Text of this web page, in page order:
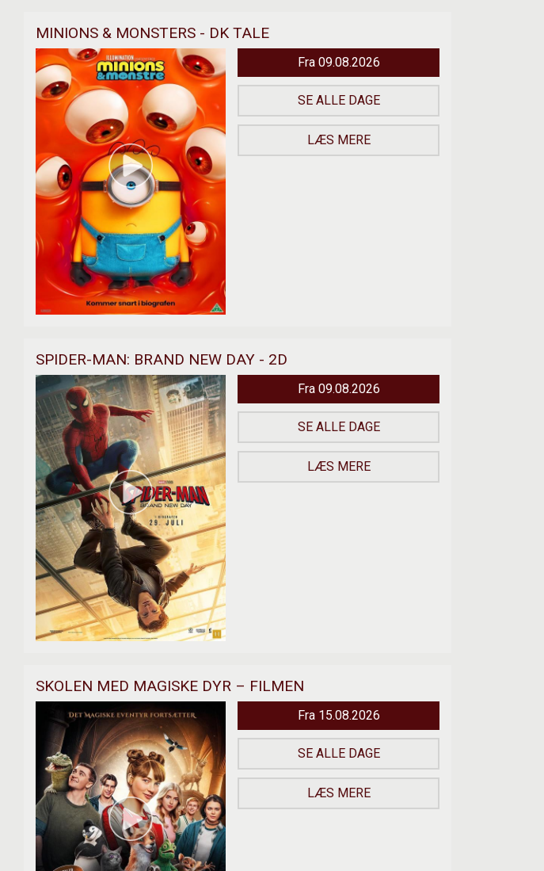
MINIONS & MONSTERS - DK TALE
Fra 09.08.2026
SE ALLE DAGE
LÆS MERE
SPIDER-MAN: BRAND NEW DAY - 2D
Fra 09.08.2026
SE ALLE DAGE
LÆS MERE
SKOLEN MED MAGISKE DYR – FILMEN
Fra 15.08.2026
SE ALLE DAGE
LÆS MERE